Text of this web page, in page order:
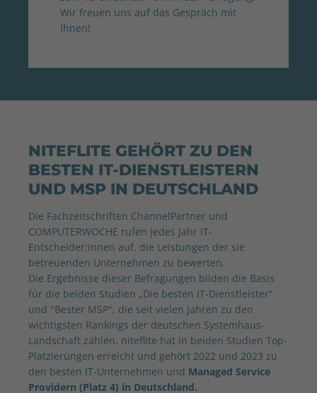
Wir freuen uns auf das Gespräch mit
Ihnen!
NITEFLITE GEHÖRT ZU DEN
BESTEN IT-DIENSTLEISTERN
UND MSP IN DEUTSCHLAND
Die Fachzeitschriften ChannelPartner und
COMPUTERWOCHE rufen jedes Jahr IT-
Entscheider:innen auf, die Leistungen der sie
betreuenden Unternehmen zu bewerten.
Die Ergebnisse dieser Befragungen bilden die Basis
für die beiden Studien „Die besten IT-Dienstleister“
und "Bester MSP", die seit vielen Jahren zu den
wichtigsten Rankings der deutschen Systemhaus-
Landschaft zählen. niteflite hat in beiden Studien Top-
Platzierungen erreicht und gehört 2022 und 2023 zu
den besten IT-Unternehmen und Managed Service
Providern (Platz 4) in Deutschland.